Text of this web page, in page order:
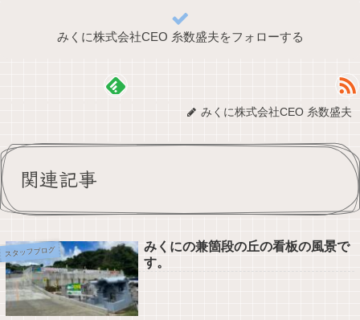
みくに株式会社CEO 糸数盛夫をフォローする
みくに株式会社CEO 糸数盛夫
関連記事
スタッフブログ
みくにの兼箇段の丘の看板の風景で
す。